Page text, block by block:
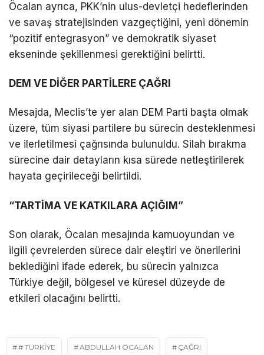
Öcalan ayrıca, PKK’nin ulus-devletçi hedeflerinden
ve savaş stratejisinden vazgeçtiğini, yeni dönemin
“pozitif entegrasyon” ve demokratik siyaset
ekseninde şekillenmesi gerektiğini belirtti.
DEM VE DİĞER PARTİLERE ÇAĞRI
Mesajda, Meclis’te yer alan DEM Parti başta olmak
üzere, tüm siyasi partilere bu sürecin desteklenmesi
ve ilerletilmesi çağrısında bulunuldu. Silah bırakma
sürecine dair detayların kısa sürede netleştirilerek
hayata geçirileceği belirtildi.
“TARTİMA VE KATKILARA AÇIĞIM”
Son olarak, Öcalan mesajında kamuoyundan ve
ilgili çevrelerden sürece dair eleştiri ve önerilerini
beklediğini ifade ederek, bu sürecin yalnızca
Türkiye değil, bölgesel ve küresel düzeyde de
etkileri olacağını belirtti.
# TÜRKIYE ABDULLAH ÖCALAN ÇAĞRI